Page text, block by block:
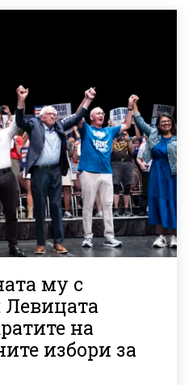
му с
Левицата
на
избори за